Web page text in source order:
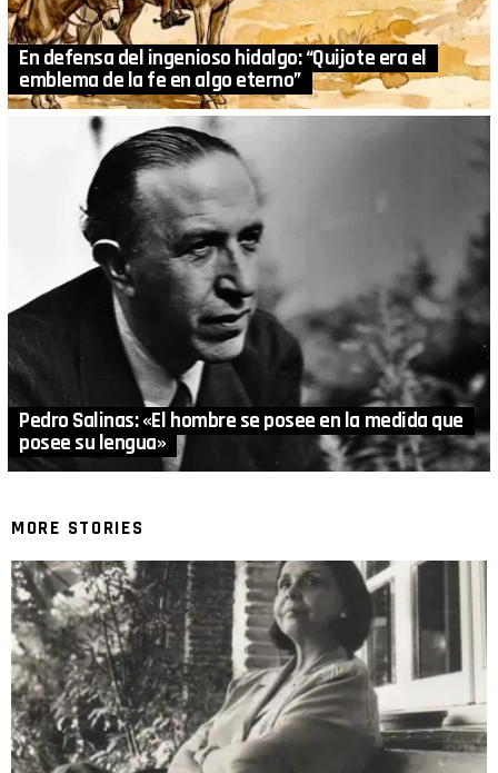
En defensa del ingenioso hidalgo: “Quijote era el
emblema de la fe en algo eterno”
Pedro Salinas: «El hombre se posee en la medida que
posee su lengua»
MORE STORIES